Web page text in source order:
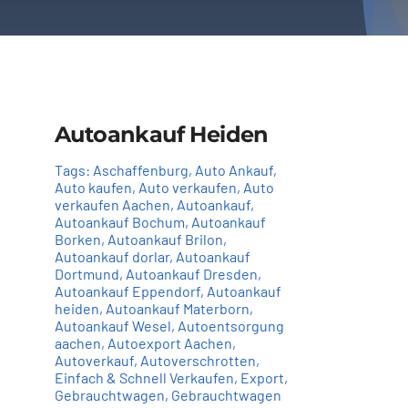
Autoankauf Heiden
Tags: Aschaffenburg, Auto Ankauf,
Auto kaufen, Auto verkaufen, Auto
verkaufen Aachen, Autoankauf,
Autoankauf Bochum, Autoankauf
Borken, Autoankauf Brilon,
Autoankauf dorlar, Autoankauf
Dortmund, Autoankauf Dresden,
Autoankauf Eppendorf, Autoankauf
heiden, Autoankauf Materborn,
Autoankauf Wesel, Autoentsorgung
aachen, Autoexport Aachen,
Autoverkauf, Autoverschrotten,
Einfach & Schnell Verkaufen, Export,
Gebrauchtwagen, Gebrauchtwagen